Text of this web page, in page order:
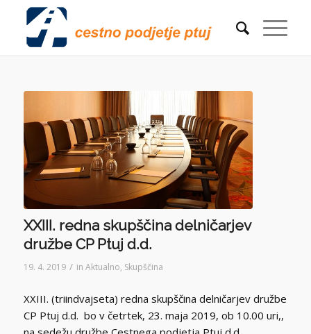
XXIII. redna skupščina delničarjev
družbe CP Ptuj d.d.
19. 4. 2019 / in Aktualno, Skupščina
XXIII. (triindvajseta) redna skupščina delničarjev družbe
CP Ptuj d.d. bo v četrtek, 23. maja 2019, ob 10.00 uri,,